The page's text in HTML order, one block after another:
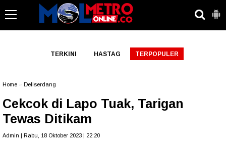
TERKINI HASTAG TERPOPULER
Home Deliserdang
Cekcok di Lapo Tuak, Tarigan
Tewas Ditikam
Admin | Rabu, 18 Oktober 2023 | 22:20